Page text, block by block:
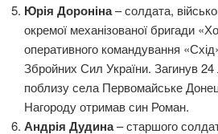
Юрія Дороніна– солдата,
окремої механізованої бригади
оперативного командування
Збройних Сил України. Загинув
поблизу села Первомайське
Нагороду отримав син Роман.
Андрія Дудина– старшого